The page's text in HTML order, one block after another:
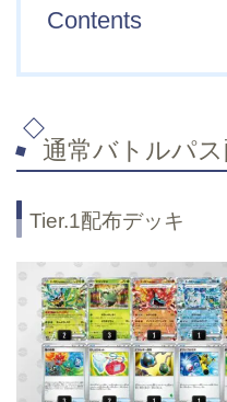
Contents
通常バトルパ
Tier.1配布デッキ